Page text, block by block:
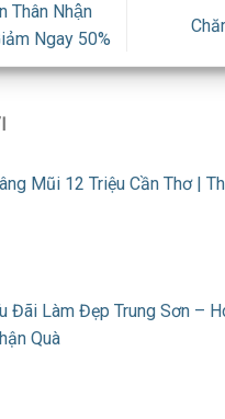
Thân Nhận
Ngay 50%
Mũi 12 Triệu Cần Thơ |
Đãi Làm Đẹp Trung Sơn –
Quà